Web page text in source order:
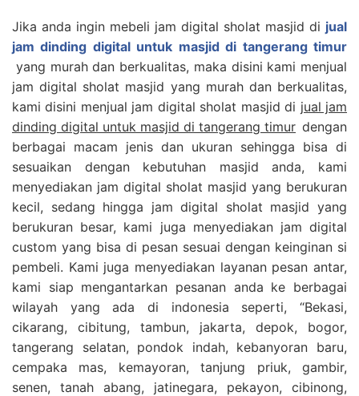
Jika anda ingin mebeli jam digital sholat masjid di jual
jam dinding digital untuk masjid di tangerang timur
yang murah dan berkualitas, maka disini kami menjual
jam digital sholat masjid yang murah dan berkualitas,
kami disini menjual jam digital sholat masjid di jual jam
dinding digital untuk masjid di tangerang timur dengan
berbagai macam jenis dan ukuran sehingga bisa di
sesuaikan dengan kebutuhan masjid anda, kami
menyediakan jam digital sholat masjid yang berukuran
kecil, sedang hingga jam digital sholat masjid yang
berukuran besar, kami juga menyediakan jam digital
custom yang bisa di pesan sesuai dengan keinginan si
pembeli. Kami juga menyediakan layanan pesan antar,
kami siap mengantarkan pesanan anda ke berbagai
wilayah yang ada di indonesia seperti, “Bekasi,
cikarang, cibitung, tambun, jakarta, depok, bogor,
tangerang selatan, pondok indah, kebanyoran baru,
cempaka mas, kemayoran, tanjung priuk, gambir,
senen, tanah abang, jatinegara, pekayon, cibinong,